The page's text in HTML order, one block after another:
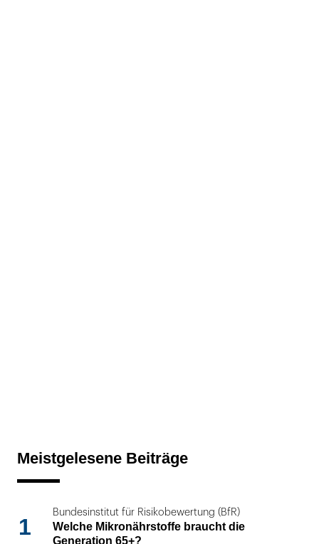
Meistgelesene Beiträge
1
Bundesinstitut für Risikobewertung (BfR)
Welche Mikronährstoffe braucht die
Generation 65+?